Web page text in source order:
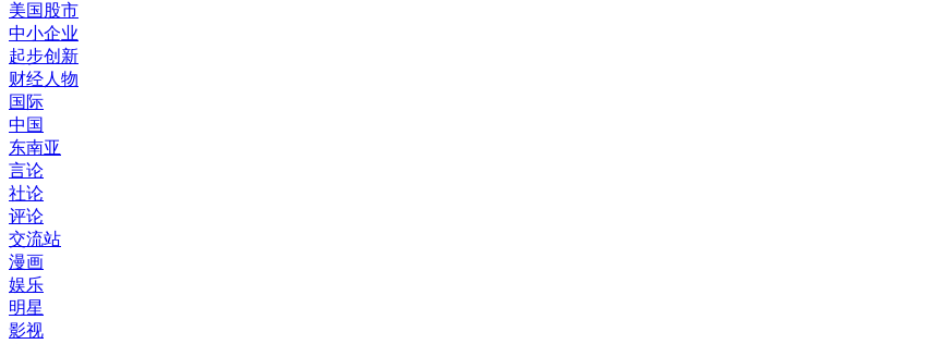
美国股市
中小企业
起步创新
财经人物
国际
中国
东南亚
言论
社论
评论
交流站
漫画
娱乐
明星
影视